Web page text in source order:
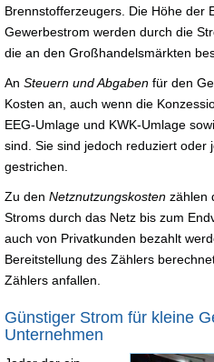
Brennstofferzeugers. Die Höhe der
Gewerbestrom werden durch die
die an den Großhandelsmärkten
An Steuern und Abgaben für den
Kosten an, auch wenn die
EEG-Umlage und KWK-Umlage
sind. Sie sind jedoch reduziert oder
gestrichen.
Zu den Netznutzungskosten zählen
Stroms durch das Netz bis zum
auch von Privatkunden bezahlt
Bereitstellung des Zählers
Zählers anfallen.
Günstiger Strom für kleine
Unternehmen